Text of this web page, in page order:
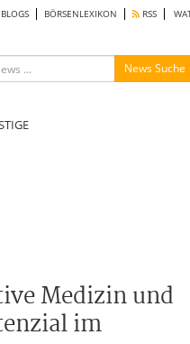
BLOGS BÖRSENLEXIKON RSS
News Suche
Medizin und
im